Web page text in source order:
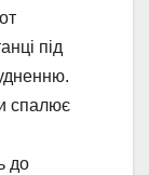
під
спалює
до